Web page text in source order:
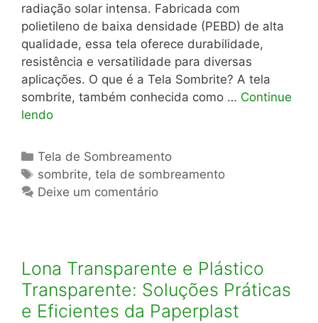
radiação solar intensa. Fabricada com
polietileno de baixa densidade (PEBD) de alta
qualidade, essa tela oferece durabilidade,
resistência e versatilidade para diversas
aplicações. O que é a Tela Sombrite? A tela
sombrite, também conhecida como … Continue
lendo
Categorias
Tela de Sombreamento
Tags
sombrite,tela de sombreamento
Deixe um comentário
Lona Transparente e Plástico
Transparente: Soluções Práticas
e Eficientes da Paperplast